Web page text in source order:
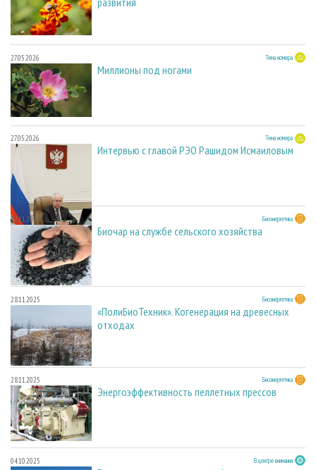
27.05.2026 Тема номера
Миллионы под ногами
27.05.2026 Тема номера
Интервью с главой РЭО Рашидом Исмаиловым
28.11.2025 Биоэнергетика
Биочар на службе сельского хозяйства
28.11.2025 Биоэнергетика
«ПолиБиоТехник». Когенерация на древесных
отходах
28.11.2025 Биоэнергетика
Энергоэффективность пеллетных прессов
04.10.2025 В центре внимания